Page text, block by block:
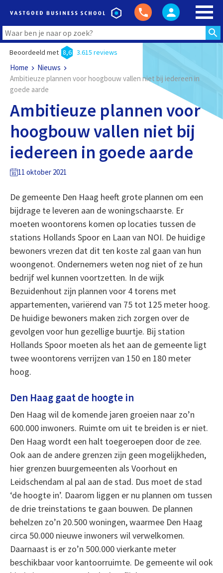
Beoordeeld met 8,6 3.615 reviews
Home
Nieuws
Ambitieuze plannen voor hoogbouw vallen niet bij iedereen in
goede aarde
Ambitieuze plannen voor
hoogbouw vallen niet bij
iedereen in goede aarde
11 oktober 2021
De gemeente Den Haag heeft grote plannen om een
bijdrage te leveren aan de woningschaarste. Er
moeten woontorens komen op locaties tussen de
stations Hollands Spoor en Laan van NOI. De huidige
bewoners vrezen dat dit ten koste zal gaan van hun
woongenot. Ondernemers weten nog niet of ze hun
bedrijf wel kunnen voortzetten. In de wijk
Bezuidenhout zijn plannen voor 4 torens met
appartementen, variërend van 75 tot 125 meter hoog.
De huidige bewoners maken zich zorgen over de
gevolgen voor hun gezellige buurtje. Bij station
Hollands Spoor moeten als het aan de gemeente ligt
twee woontorens verrijzen van 150 en 180 meter
hoog.
Den Haag gaat de hoogte in
Den Haag wil de komende jaren groeien naar zo’n
600.000 inwoners. Ruimte om uit te breiden is er niet.
Den Haag wordt een halt toegeroepen door de zee.
Ook aan de andere grenzen zijn geen mogelijkheden,
hier grenzen buurgemeenten als Voorhout en
Leidschendam al pal aan de stad. Dus moet de stad
‘de hoogte in’. Daarom liggen er nu plannen om tussen
de drie treinstations te gaan bouwen. De plannen
behelzen zo’n 20.500 woningen, waarmee Den Haag
circa 50.000 nieuwe inwoners wil verwelkomen.
Daarnaast is er zo’n 500.000 vierkante meter
beschikbaar voor kantoorruimte. De gemeente wil ook